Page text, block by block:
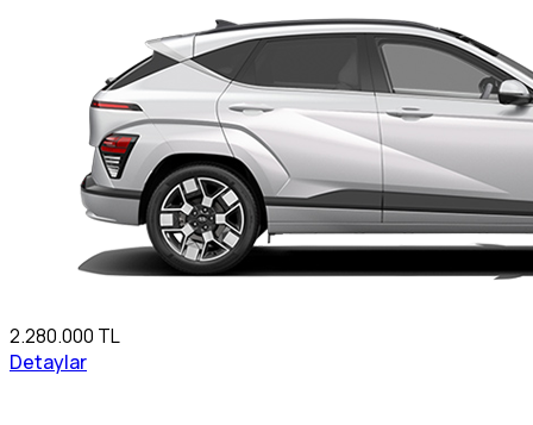
2.280.000 TL
Detaylar